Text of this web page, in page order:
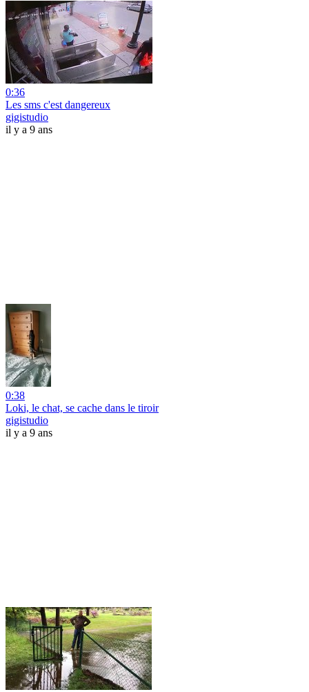
0:36
Les sms c'est dangereux
gigistudio
il y a 9 ans
0:38
Loki, le chat, se cache dans le tiroir
gigistudio
il y a 9 ans